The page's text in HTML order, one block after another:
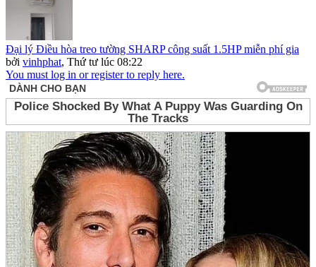
Đại lý Điều hòa treo tường SHARP công suất 1.5HP miễn phí gia
bởi vinhphat, Thứ tư lúc 08:22
You must log in or register to reply here.